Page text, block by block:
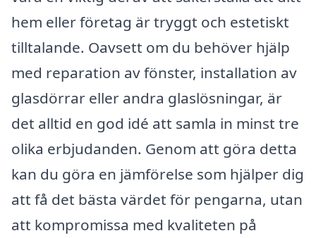
hem eller företag är tryggt och estetiskt
tilltalande. Oavsett om du behöver hjälp
med reparation av fönster, installation av
glasdörrar eller andra glaslösningar, är
det alltid en god idé att samla in minst tre
olika erbjudanden. Genom att göra detta
kan du göra en jämförelse som hjälper dig
att få det bästa värdet för pengarna, utan
att kompromissa med kvaliteten på